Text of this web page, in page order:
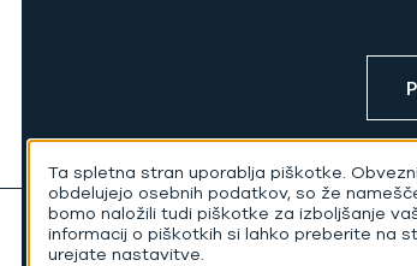
Ta spletna stran uporablja piškotke.
obdelujejo osebnih podatkov, so že
bomo naložili tudi piškotke za izboljšanje
informacij o piškotkih si lahko preberite na
urejate nastavitve.